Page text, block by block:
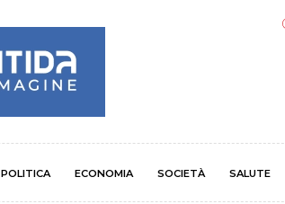
POLITICA ECONOMIA SOCIETÀ SALUTE